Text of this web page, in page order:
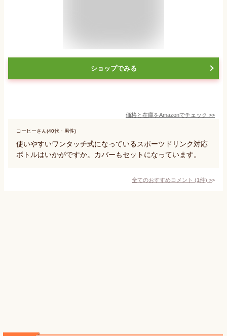
ショップでみる
価格と在庫をAmazonでチェック >>
コーヒーさん(40代・男性)
使いやすいワンタッチ式になっているスポーツドリンク対応
ボトルはいかがですか。カバーもセットになっています。
全てのおすすめコメント (1件) >